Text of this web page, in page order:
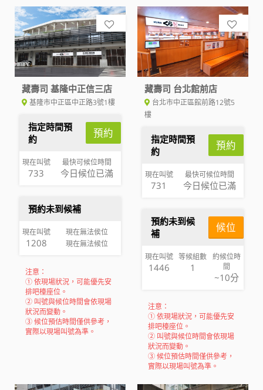
藏壽司 基隆中正信三店
基隆市中正區中正路3號1樓
指定時間預
約
預約
現在叫號
733
最快可候位時間
今日候位已滿
預約未到候補
現在叫號
1208
現在無法侯位
現在無法候位
注意：
① 依現場狀況，可能優先安
排吧檯座位。
② 叫號與候位時間會依現場
狀況而變動。
③ 候位預估時間僅供參考，
實際以現場叫號為準。
藏壽司 台北館前店
台北市中正區館前路12號5
樓
指定時間預
約
預約
現在叫號
731
最快可候位時間
今日候位已滿
預約未到候
補
候位
現在叫號
1446
等候組數
1
約候位時
間
~10分
注意：
① 依現場狀況，可能優先安
排吧檯座位。
② 叫號與候位時間會依現場
狀況而變動。
③ 候位預估時間僅供參考，
實際以現場叫號為準。